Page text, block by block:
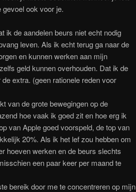
ook voor je.
ik de aandelen beurs niet echt nodig
leven. Als ik echt terug ga naar de
en kunnen werken aan mijn
geld kunnen overhouden. Dat ik de
extra. (geen rationele reden voor
van de grote bewegingen op de
hoe vaak ik goed zit en hoe erg ik
van Apple goed voorspeld, de top van
20%. Als ik het lef zou hebben om
hoeven werken en de beurs slechts
een paar keer per maand te
bereik door me te concentreren op mijn